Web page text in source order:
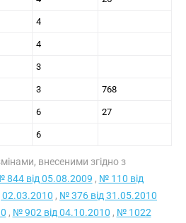
4
4
3
3 768
6 27
6
внесеними згідно з
844 від 05.08.2009 , № 110 від
02.03.2010 , № 376 від 31.05.2010
, № 902 від 04.10.2010 , № 1022